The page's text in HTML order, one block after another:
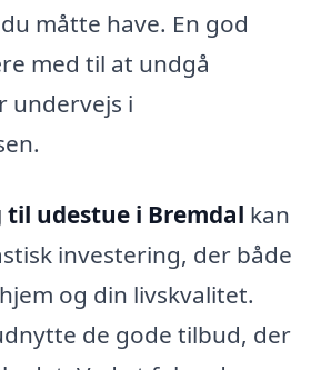
måtte have. En god
med til at undgå
undervejs i
udestue i Bremdal kan
investering, der både
og din livskvalitet.
de gode tilbud, der